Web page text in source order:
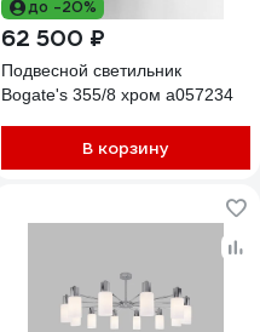
до -20%
62 500 ₽
Подвесной светильник
Bogate's 355/8 хром a057234
В корзину